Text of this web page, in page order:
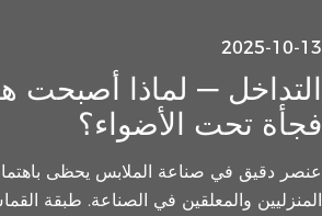
2025-10-13
التداخل — لماذا أصبحت
فجأة تحت الأضواء؟
عنصر دقيق في صناعة الملابس يحظى
المنزليين والمعلقين في الصناعة. طبقة